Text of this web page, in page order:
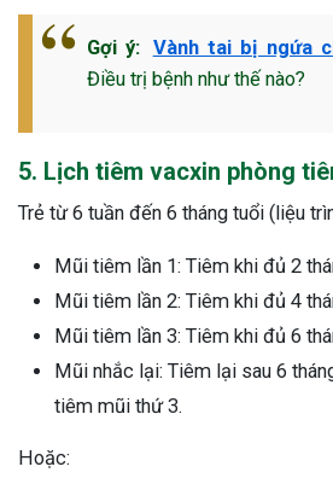
Gợi ý: Vành tai bị ngứa
Điều trị bệnh như thế nào?
5. Lịch tiêm vacxin phòng
Trẻ từ 6 tuần đến 6 tháng tuổi (liệu
Mũi tiêm lần 1: Tiêm khi đủ 2
Mũi tiêm lần 2: Tiêm khi đủ 4
Mũi tiêm lần 3: Tiêm khi đủ 6
Mũi nhắc lại: Tiêm lại sau 6
tiêm mũi thứ 3.
Hoặc: